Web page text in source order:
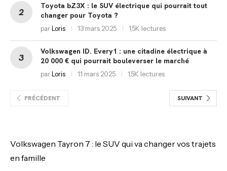
Toyota bZ3X : le SUV électrique qui pourrait tout
changer pour Toyota ?
parLoris 13 mars 2025 1,5K lectures
Volkswagen ID. Every1 : une citadine électrique à
20 000 € qui pourrait bouleverser le marché
parLoris 11 mars 2025 1,5K lectures
PRÉCÉDENT SUIVANT
Volkswagen Tayron 7 : le SUV qui va changer vos trajets
en famille